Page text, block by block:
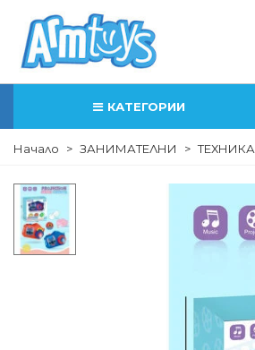
КАТЕГОРИИ
Начало > ЗАНИМАТЕЛНИ > ТЕХНИКА